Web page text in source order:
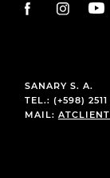
SANARY S. A.
TEL.: (+598)
MAIL: